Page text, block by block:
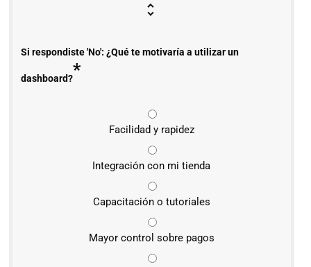
Si respondiste 'No': ¿Qué te motivaría a utilizar un
dashboard?*
Facilidad y rapidez
Integración con mi tienda
Capacitación o tutoriales
Mayor control sobre pagos